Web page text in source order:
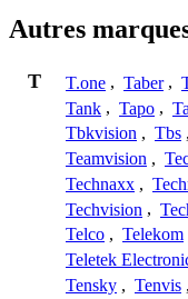
Autres
T T.one , Taber ,
Tank , Tapo ,
Tbkvision , Tbs ,
Teamvision ,
Technaxx ,
Techvision ,
Telco , Telekom
Teletek
Tensky , Tenvis ,